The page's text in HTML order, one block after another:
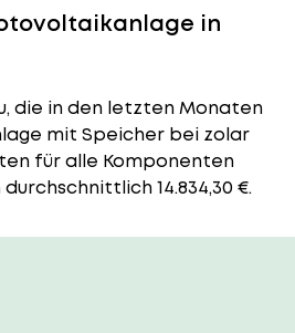
in
die in den letzten Monaten
mit Speicher bei zolar
für alle Komponenten
14.834,30 €.